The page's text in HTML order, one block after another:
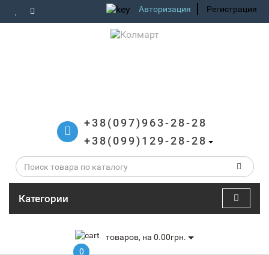
Авторизация Регистрация
+38(097)963-28-28
+38(099)129-28-28
Категории
0
товаров, на 0.00грн.